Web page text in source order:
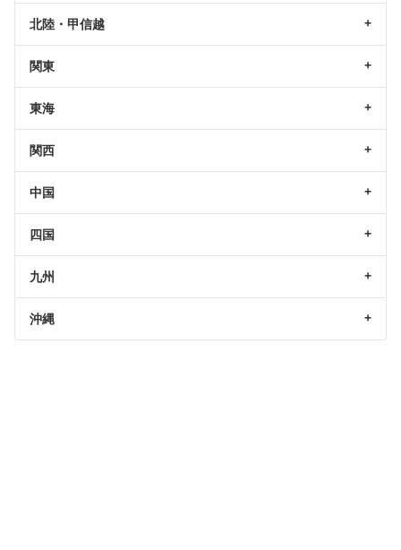
北陸・甲信越
関東
東海
関西
中国
四国
九州
沖縄